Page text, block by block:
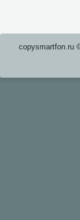
copysmartfon.ru